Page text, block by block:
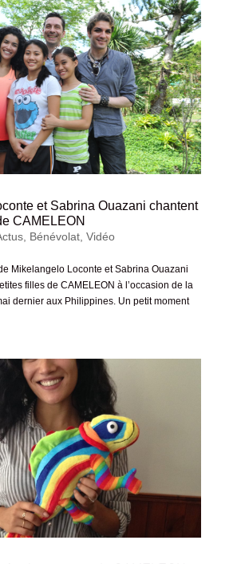
et Sabrina Ouazani chantent
CAMELEON
, Bénévolat, Vidéo
Mikelangelo Loconte et Sabrina Ouazani
filles de CAMELEON à l’occasion de la
dernier aux Philippines. Un petit moment